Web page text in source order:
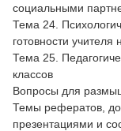
социальными
Тема 24.
готовности учителя
Тема 25.
классов
Вопросы для
Темы рефератов,
презентациями и